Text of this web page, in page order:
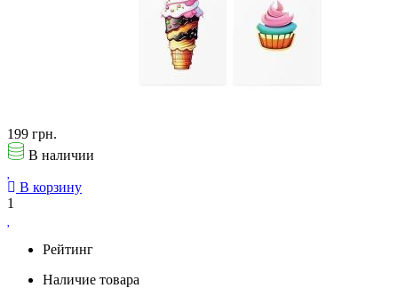
199 грн.
В наличии
В корзину
1
Рейтинг
Наличие товара